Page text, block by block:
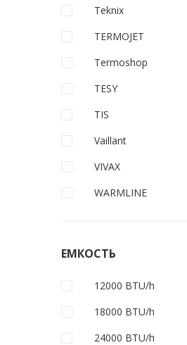
Teknix
TERMOJET
Termoshop
TESY
TIS
Vaillant
VIVAX
WARMLINE
ЕМКОСТЬ
12000 BTU/h
18000 BTU/h
24000 BTU/h